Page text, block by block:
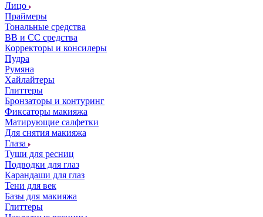
Лицо
Праймеры
Тональные средства
ВВ и СС средства
Корректоры и консилеры
Пудра
Румяна
Хайлайтеры
Глиттеры
Бронзаторы и контуринг
Фиксаторы макияжа
Матирующие салфетки
Для снятия макияжа
Глаза
Туши для ресниц
Подводки для глаз
Карандаши для глаз
Тени для век
Базы для макияжа
Глиттеры